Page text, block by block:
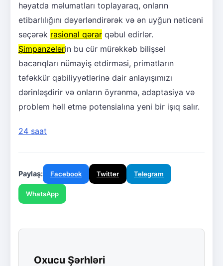
həyatda məlumatları toplayaraq, onların
etibarlılığını dəyərləndirərək və ən uyğun nəticəni
seçərək rasional qərar qəbul edirlər.
Şimpanzelərin bu cür mürəkkəb bilişsel
bacarıqları nümayiş etdirməsi, primatların
təfəkkür qabiliyyətlərinə dair anlayışımızı
dərinləşdirir və onların öyrənmə, adaptasiya və
problem həll etmə potensialına yeni bir işıq salır.
24 saat
Paylaş: Facebook Twitter Telegram
WhatsApp
Oxucu Şərhləri